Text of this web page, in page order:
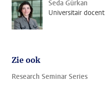
Seda Gürkan
Universitair docent
Zie ook
Research Seminar Series